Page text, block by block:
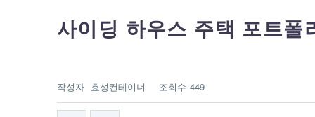
사이딩 하우스 주택 포트폴
작성자 효성컨테이너 조회수 449